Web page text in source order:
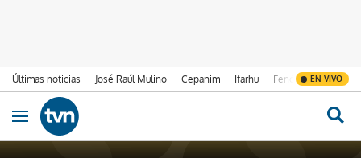
Últimas noticias José Raúl Mulino Cepanim Ifarhu Fenómeno de El
EN VIVO
Ir al contenido
Obrir navegació